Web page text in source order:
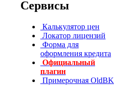
Сервисы
Калькулятор цен
Локатор лицензий
Форма для
оформления кредита
Официальный
плагин
Примерочная OldBK